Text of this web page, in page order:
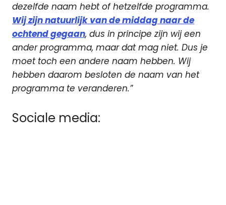
dezelfde naam hebt of hetzelfde programma.
Wij zijn natuurlijk van de middag naar de
ochtend gegaan, dus in principe zijn wij een
ander programma, maar dat mag niet. Dus je
moet toch een andere naam hebben. Wij
hebben daarom besloten de naam van het
programma te veranderen.’’
Sociale media: